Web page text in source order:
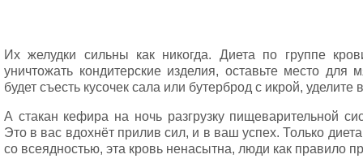
Их желудки сильны как никогда. Диета по группе
уничтожать кондитерские изделия, оставьте место
будет съесть кусочек сала или бутерброд с икрой,
А стакан кефира на ночь разгрузку пищеварительной
Это в вас вдохнёт прилив сил, и в ваш успех. Только
со всеядностью, эта кровь ненасытна, люди как правило